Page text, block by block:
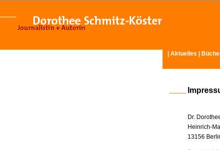
Aktuelles
Dr.
Heinrich-
13156